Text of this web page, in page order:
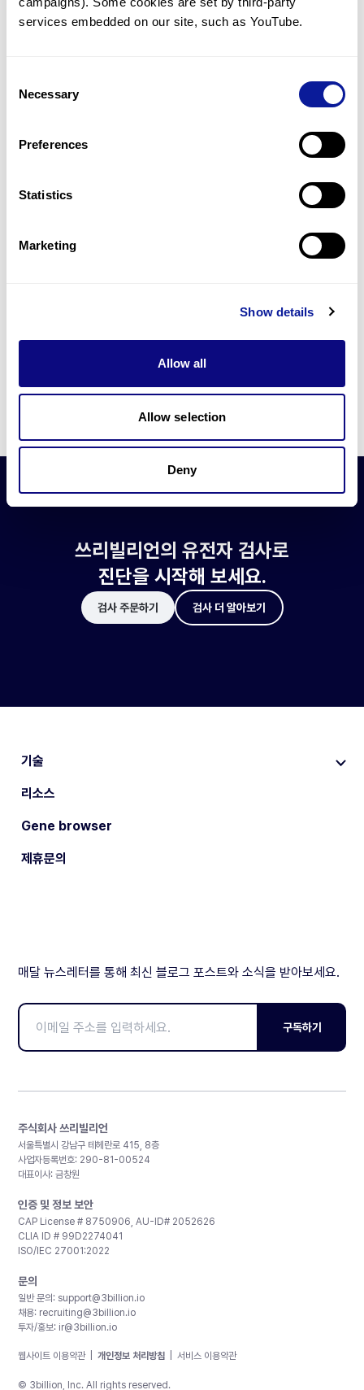
services embedded on our site, such as YouTube.
Selection
Necessary
Preferences
Statistics
Marketing
Show details
Allow all
Allow selection
Deny
미진단된 경우에 재분석을 통해 후속 케어를 받을 수 있습니다.
최신 유전학 정보 제공
블로그와 뉴스레터를 통해 최신 유전학 정보를 제공해 드립니다.
쓰리빌리언은 유전자 진단에 필요한 여러 기술의 개발과 도입에 힘쓰고 있습니
더 정확한 변이 해석과 높은 진단율을 위한 쓰리빌리언의 기술에 대해 알아보
쓰리빌리언의 유전자 검사로
진단을 시작해 보세요.
검사 주문하기 검사 더 알아보기
기술
리소스
Gene browser
제휴문의
매달 뉴스레터를 통해 최신 블로그 포스트와 소식을 받아보세요.
구독하기
주식회사 쓰리빌리언
서울특별시 강남구 테헤란로 415, 8층
사업자등록번호: 290-81-00524
대표이사: 금창원
인증 및 정보 보안
CAP License # 8750906, AU-ID# 2052626
CLIA ID # 99D2274041
ISO/IEC 27001:2022
문의
일반 문의: support@3billion.io
채용: recruiting@3billion.io
투자/홍보: ir@3billion.io
웹사이트 이용약관 개인정보 처리방침 서비스 이용약관
© 3billion, Inc. All rights reserved.